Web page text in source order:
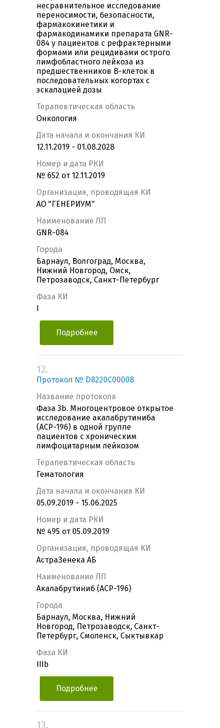
несравнительное исследование
переносимости, безопасности,
фармакокинетики и
фармакодинамики препарата GNR-
084 у пациентов с рефрактерными
формами или рецидивами острого
лимфобластного лейкоза из
предшественников В-клеток в
последовательных когортах с
эскалацией дозы
Терапевтическая область
Онкология
Дата начала и окончания КИ
12.11.2019 - 01.08.2028
Номер и дата РКИ
№ 652 от 12.11.2019
Организация, проводящая КИ
АО "ГЕНЕРИУМ"
Наименование ЛП
GNR-084
Города
Барнаул, Волгоград, Москва,
Нижний Новгород, Омск,
Петрозаводск, Санкт-Петербург
Фаза КИ
Подробнее
12.
Протокол № D8220C00008
Название протокола
Фаза 3b. Многоцентровое открытое
исследование акалабрутиниба
(ACP-196) в одной группе
пациентов с хроническим
лимфоцитарным лейкозом
Терапевтическая область
Гематология
Дата начала и окончания КИ
05.09.2019 - 15.06.2025
Номер и дата РКИ
№ 495 от 05.09.2019
Организация, проводящая КИ
АстраЗенека АБ
Наименование ЛП
Акалабрутиниб (ACP-196)
Города
Барнаул, Москва, Нижний
Новгород, Петрозаводск, Санкт-
Петербург, Смоленск, Сыктывкар
Фаза КИ
IIIb
Подробнее
13.